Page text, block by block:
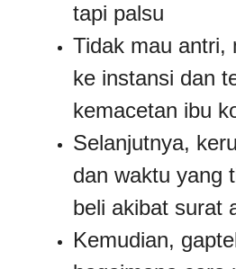
tapi palsu
Tidak mau antri,
ke instansi dan
kemacetan ibu
Selanjutnya,
dan waktu yang
beli akibat surat
Kemudian,